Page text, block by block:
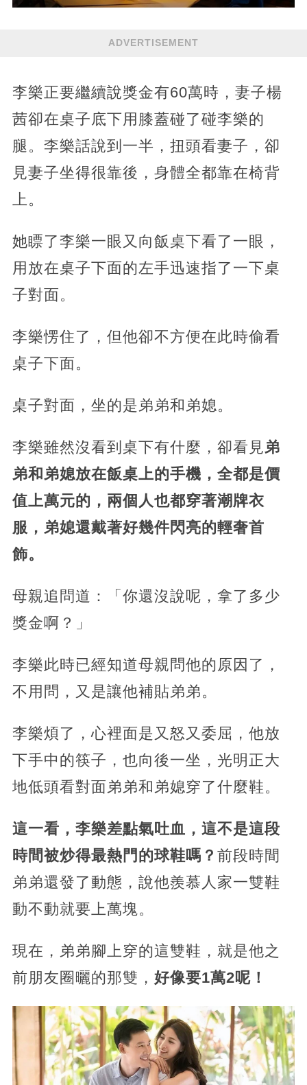
ADVERTISEMENT
李樂正要繼續說獎金有60萬時，妻子楊
茜卻在桌子底下用膝蓋碰了碰李樂的
腿。李樂話說到一半，扭頭看妻子，卻
見妻子坐得很靠後，身體全都靠在椅背
上。
她瞟了李樂一眼又向飯桌下看了一眼，
用放在桌子下面的左手迅速指了一下桌
子對面。
李樂愣住了，但他卻不方便在此時偷看
桌子下面。
桌子對面，坐的是弟弟和弟媳。
李樂雖然沒看到桌下有什麼，卻看見弟
弟和弟媳放在飯桌上的手機，全都是價
值上萬元的，兩個人也都穿著潮牌衣
服，弟媳還戴著好幾件閃亮的輕奢首
飾。
母親追問道：「你還沒說呢，拿了多少
獎金啊？」
李樂此時已經知道母親問他的原因了，
不用問，又是讓他補貼弟弟。
李樂煩了，心裡面是又怒又委屈，他放
下手中的筷子，也向後一坐，光明正大
地低頭看對面弟弟和弟媳穿了什麼鞋。
這一看，李樂差點氣吐血，這不是這段
時間被炒得最熱門的球鞋嗎？ 前段時間
弟弟還發了動態，說他羨慕人家一雙鞋
動不動就要上萬塊。
現在，弟弟腳上穿的這雙鞋，就是他之
前朋友圈曬的那雙， 好像要1萬2呢！